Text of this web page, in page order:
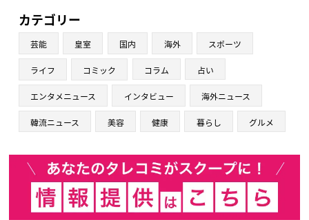
カテゴリー
芸能 皇室 国内 海外 スポーツ
ライフ コミック コラム 占い
エンタメニュース インタビュー 海外ニュース
韓流ニュース 美容 健康 暮らし グルメ